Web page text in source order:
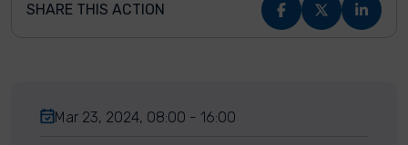
SHARE THIS ACTION
Mar 23, 2024, 08:00 - 16:00